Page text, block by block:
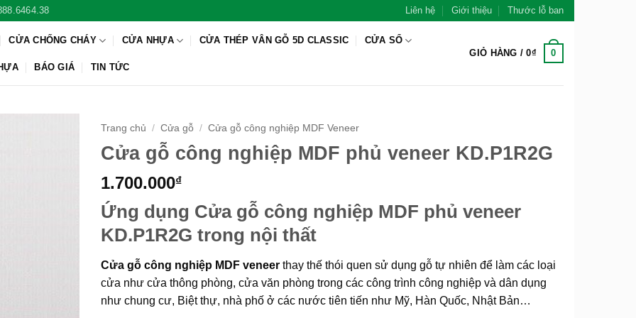
Liên hệ Giới thiệu Thước lỗ ban
CỬA CHỐNG CHÁY CỬA NHỰA CỬA THÉP VÂN GỖ 5D CLASSIC CỬA SỔ
BÁO GIÁ TIN TỨC
GIỎ HÀNG /0₫ 0
Trang chủ / Cửa gỗ / Cửa gỗ công nghiệp MDF Veneer
Cửa gỗ công nghiệp MDF phủ veneer KD.P1R2G
1.700.000₫
Ứng dụng Cửa gỗ công nghiệp MDF phủ veneer
KD.P1R2G trong nội thất
Cửa gỗ công nghiệp MDF veneerthay thế thói quen sử dụng gỗ tự nhiên để làm các loại
cửa như cửa thông phòng, cửa văn phòng trong các công trình công nghiệp và dân dụng
như chung cư, Biệt thự, nhà phố ở các nước tiên tiến như Mỹ, Hàn Quốc, Nhật Bản…